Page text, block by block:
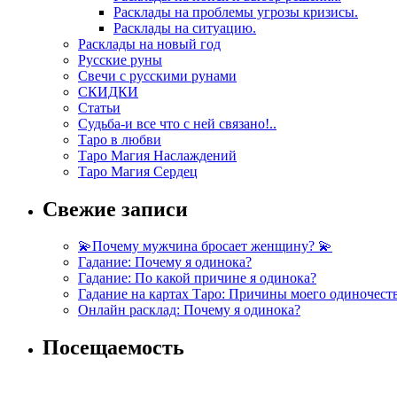
Расклады на проблемы угрозы кризисы.
Расклады на ситуацию.
Расклады на новый год
Русские руны
Свечи с русскими рунами
СКИДКИ
Статьи
Судьба-и все что с ней связано!..
Таро в любви
Таро Магия Наслаждений
Таро Магия Сердец
Свежие записи
💫Почему мужчина бросает женщину? 💫
Гадание: Почему я одинока?
Гадание: По какой причине я одинока?
Гадание на картах Таро: Причины моего
Онлайн расклад: Почему я одинока?
Посещаемость